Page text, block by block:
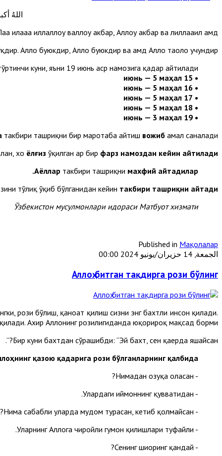
اللهُ
илааҳа иллаллоҳу валлоҳу акбар, Аллоҳу акбар ва лиллааҳил ҳамд.
Аллоҳ буюкдир, Аллоҳ буюкдир ва ҳамд Аллоҳ таоло учундир.
куни, яъни 19 июнь аср намозига қадар айтилади:
• 15 июнь — 5 маҳал
• 16 июнь — 5 маҳал
• 17 июнь — 5 маҳал
• 18 июнь — 5 маҳал
• 19 июнь — 3 маҳал
такбири ташриқни бир маротаба айтиш вожиб амал саналади.
хоҳ ёлғиз ўқилган ҳар бир фарз намоздан кейин айтилади.
Аёллар такбири ташриқни махфий айтадилар.
тўлиқ ўқиб бўлганидан кейин такбири ташриқни айтади.
Ўзбекистон мусулмонлари идораси Матбуот хизмати
Published in Мақолалар
الجمعة, 14 حزيران/يونيو 2024 00:00
Аллоҳ битган тақдирга рози бўлинг
рози бўлиш, қаноат қилиш сизни энг бахтли инсон қилади.
Ахир Аллоҳнинг розилигиданда юқорироқ мақсад борми?!
Бир куни бахтдан сўрашибди: “Эй бахт, сен қаерда яшайсан?”.
қазою қадарига рози бўлганларнинг қалбида!”
- Нимадан озуқа оласан?
- Улардаги иймоннинг қувватидан.
- Нима сабабли уларда мудом турасан, кетиб қолмайсан?
- Уларнинг Аллоҳга чиройли гумон қилишлари туфайли.
- Сенинг шиоринг қандай?